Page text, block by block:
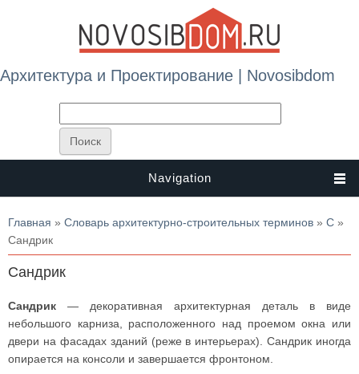
Архитектура и Проектирование | Novosibdom
Navigation
Вы здесь
Главная » Словарь архитектурно-строительных терминов » С »
Сандрик
Сандрик
Сандрик — декоративная архитектурная деталь в виде
небольшого карниза, расположенного над проемом окна или
двери на фасадах зданий (реже в интерьерах). Сандрик иногда
опирается на консоли и завершается фронтоном.